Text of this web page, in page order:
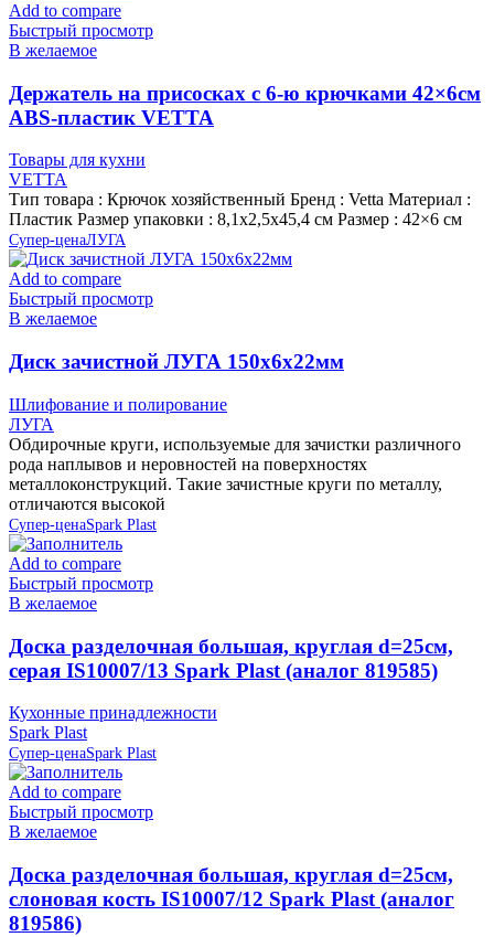
Add to compare
Быстрый просмотр
В желаемое
Держатель на присосках с 6-ю крючками 42×6см
ABS-пластик VETTA
Товары для кухни
VETTA
Тип товара : Крючок хозяйственный Бренд : Vetta Материал :
Пластик Размер упаковки : 8,1х2,5х45,4 см Размер : 42×6 см
Супер-ценаЛУГА
Add to compare
Быстрый просмотр
В желаемое
Диск зачистной ЛУГА 150х6х22мм
Шлифование и полирование
ЛУГА
Обдирочные круги, используемые для зачистки различного
рода наплывов и неровностей на поверхностях
металлоконструкций. Такие зачистные круги по металлу,
отличаются высокой
Супер-ценаSpark Plast
Add to compare
Быстрый просмотр
В желаемое
Доска разделочная большая, круглая d=25см,
серая IS10007/13 Spark Plast (аналог 819585)
Кухонные принадлежности
Spark Plast
Супер-ценаSpark Plast
Add to compare
Быстрый просмотр
В желаемое
Доска разделочная большая, круглая d=25см,
слоновая кость IS10007/12 Spark Plast (аналог
819586)